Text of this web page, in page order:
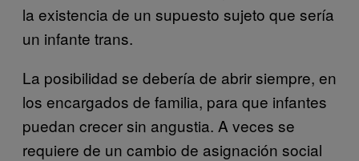
la existencia de un supuesto sujeto que sería
un infante trans.
La posibilidad se debería de abrir siempre, en
los encargados de familia, para que infantes
puedan crecer sin angustia. A veces se
requiere de un cambio de asignación social